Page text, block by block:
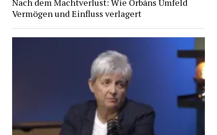
Nach dem Machtverlust: Wie Orbáns Umfeld
Vermögen und Einfluss verlagert